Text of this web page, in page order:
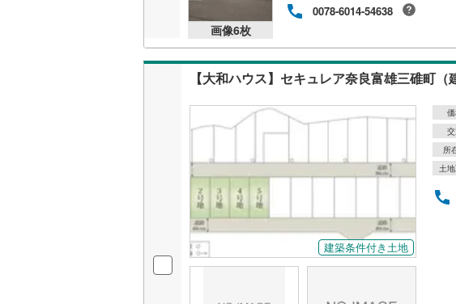
画像6枚
0078-6014-54638
【大和ハウス】セキュレア奈良富雄三碓町（
建築条件付き土地
所
土